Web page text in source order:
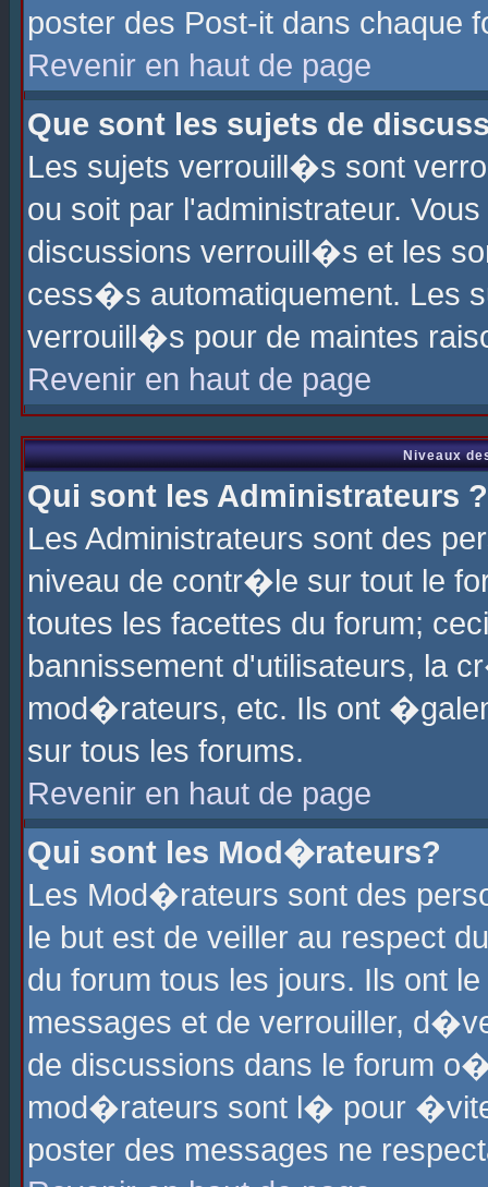
poster des Post-it dans chaque
Revenir en haut de page
Que sont les sujets de
Les sujets verrouill�s sont
ou soit par l'administrateur.
discussions verrouill�s et les
cess�s automatiquement. Les
verrouill�s pour de maintes
Revenir en haut de page
Niveaux
Qui sont les Administrateurs ?
Les Administrateurs sont des
niveau de contr�le sur tout le
toutes les facettes du forum;
bannissement d'utilisateurs, la
mod�rateurs, etc. Ils ont
sur tous les forums.
Revenir en haut de page
Qui sont les Mod�rateurs?
Les Mod�rateurs sont des
le but est de veiller au respect
du forum tous les jours. Ils ont
messages et de verrouiller,
de discussions dans le forum
mod�rateurs sont l� pour
poster des messages ne